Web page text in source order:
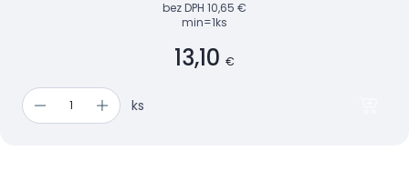
bez DPH 10,65 €
min=1ks
13,10 €
ks